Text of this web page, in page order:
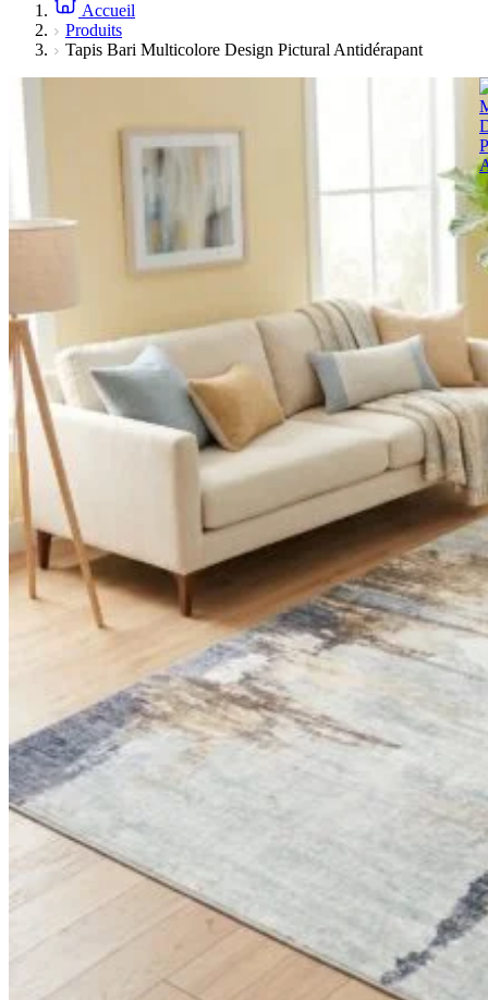
Accueil
Produits
Tapis Bari Multicolore Design Pictural Antidérapant